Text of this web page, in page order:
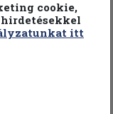
cookie,
hirdetésekkel
itt